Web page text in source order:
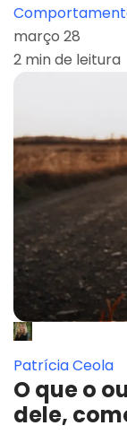
março 28
2 min de leitura
Patrícia Ceola
O que o
dele,